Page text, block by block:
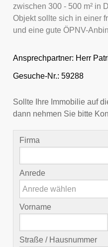
zwischen 300 - 500 m² in
Objekt sollte sich in einer
und eine gute ÖPNV-
Ansprechpartner: Herr
Gesuche-Nr.: 59288
Sollte Ihre Immobilie auf
dann nehmen Sie bitte
Firma
Anrede
Anrede wählen
Vorname
Straße / Hausnummer